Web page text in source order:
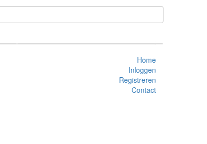
Home
Inloggen
Registreren
Contact